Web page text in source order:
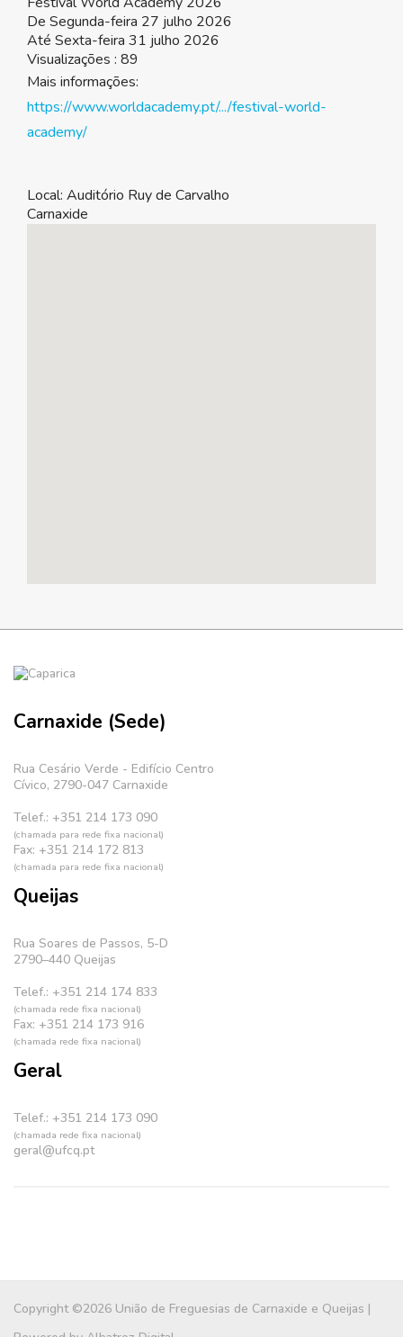
De Segunda-feira 27 julho 2026
Até Sexta-feira 31 julho 2026
Visualizações : 89
Mais informações:
https://www.worldacademy.pt/.../festival-world-
academy/
Local: Auditório Ruy de Carvalho
Carnaxide
Carnaxide (Sede)
Rua Cesário Verde - Edifício Centro
Cívico, 2790-047 Carnaxide
Telef.: +351 214 173 090
(chamada para rede fixa nacional)
Fax: +351 214 172 813
(chamada para rede fixa nacional)
Queijas
Rua Soares de Passos, 5-D
2790–440 Queijas
Telef.: +351 214 174 833
(chamada rede fixa nacional)
Fax: +351 214 173 916
(chamada rede fixa nacional)
Geral
Telef.: +351 214 173 090
(chamada rede fixa nacional)
geral@ufcq.pt
Copyright ©2026 União de Freguesias de Carnaxide e Queijas |